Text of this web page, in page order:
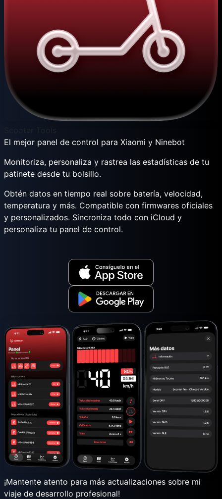
El mejor panel de control para Xiaomi y Ninebot
Monitoriza, personaliza y rastrea las estadísticas de tu
patinete desde tu bolsillo.
Obtén datos en tiempo real sobre batería, velocidad,
temperatura y más. Compatible con firmwares oficiales
y personalizados. Sincroniza todo con iCloud y
personaliza tu panel de control.
¡Mantente atento para más actualizaciones sobre mi
viaje de desarrollo profesional!